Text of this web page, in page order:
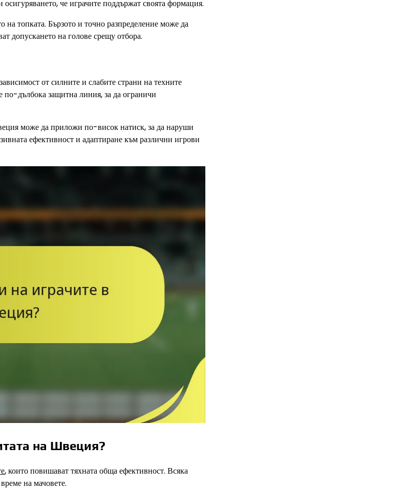
че играчите поддържат своята формация.
на топката. Бързото и точно разпределение може да
допускането на голове срещу отбора.
от силните и слабите страни на техните
дълбока защитна линия, за да ограничи
може да приложи по-висок натиск, за да наруши
ефективност и адаптиране към различни игрови
на Швеция?
, които повишават тяхната обща ефективност. Всяка
на мачовете.